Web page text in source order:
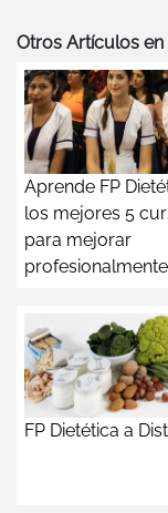
Otros Artículos en
Aprende FP
los mejores 5
para mejorar
profesionalmente
FP Dietética a